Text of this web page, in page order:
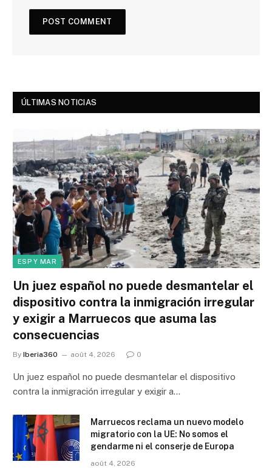
ÚLTIMAS NOTICIAS
ESP Y MAR
Un juez español no puede desmantelar el
dispositivo contra la inmigración irregular
y exigir a Marruecos que asuma las
consecuencias
By Iberia360 août 4, 2026 0
Un juez español no puede desmantelar el dispositivo
contra la inmigración irregular y exigir a…
Marruecos reclama un nuevo modelo
migratorio con la UE: No somos el
gendarme ni el conserje de Europa
août 4, 2026